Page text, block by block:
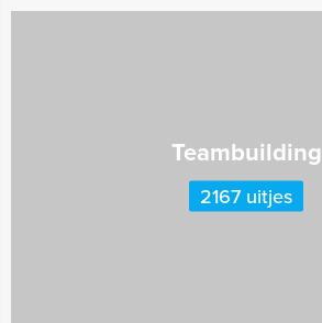
Teambuilding
2167 uitjes